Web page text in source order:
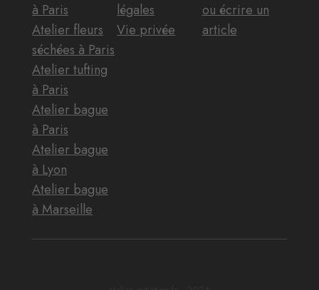
à Paris
Atelier fleurs
séchées à Paris
Atelier tufting
à Paris
Atelier bague
à Paris
Atelier bague
à Lyon
Atelier bague
à Marseille
légales
Vie privée
ou écrire un
article